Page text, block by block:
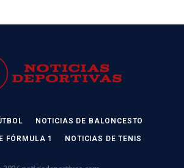
NOTICIAS DE BALONCESTO
FÓRMULA 1 NOTICIAS DE TENIS